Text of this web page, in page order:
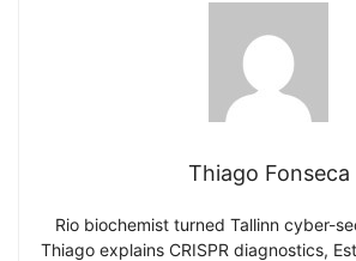
Thiago Fonseca
Rio biochemist turned Tallinn cyber-
Thiago explains CRISPR diagnostics,